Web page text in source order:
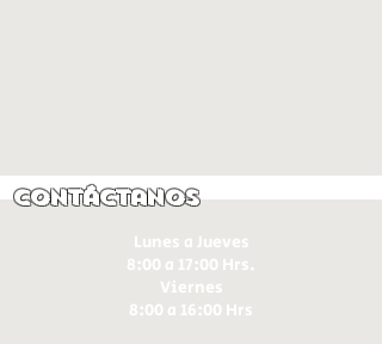
Contáctanos
Lunes a Jueves
8:00 a 17:00 Hrs.
Viernes
8:00 a 16:00 Hrs​